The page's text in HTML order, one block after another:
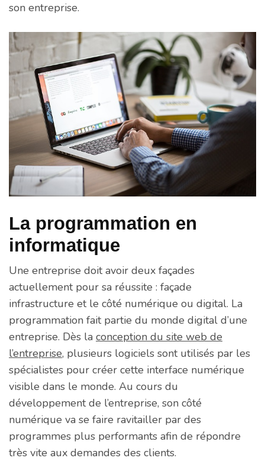
son entreprise.
La programmation en
informatique
Une entreprise doit avoir deux façades
actuellement pour sa réussite : façade
infrastructure et le côté numérique ou digital. La
programmation fait partie du monde digital d’une
entreprise. Dès la conception du site web de
l’entreprise, plusieurs logiciels sont utilisés par les
spécialistes pour créer cette interface numérique
visible dans le monde. Au cours du
développement de l’entreprise, son côté
numérique va se faire ravitailler par des
programmes plus performants afin de répondre
très vite aux demandes des clients.